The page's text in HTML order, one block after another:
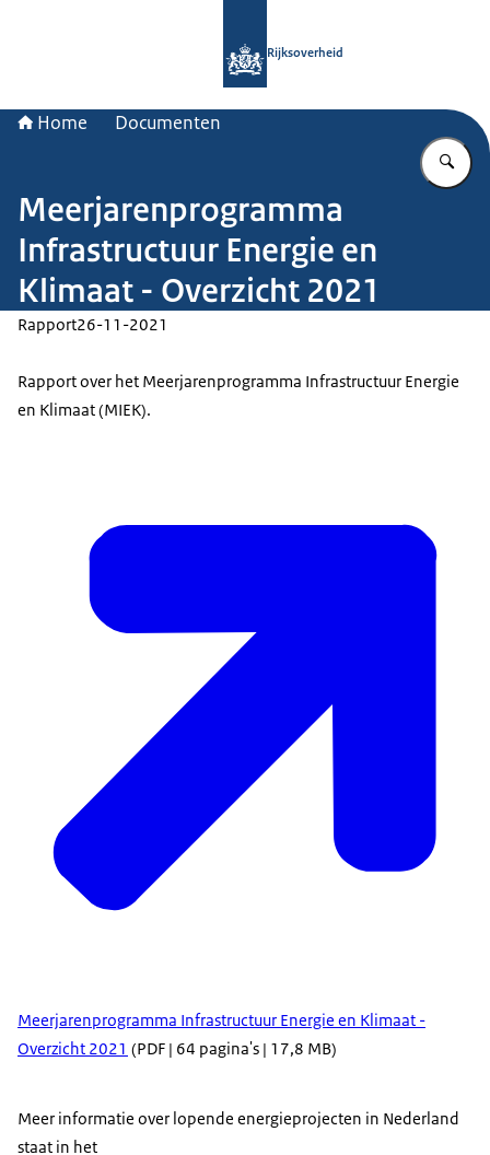
Rijksoverheid
Home Documenten
Meerjarenprogramma
Infrastructuur Energie en
Klimaat - Overzicht 2021
Rapport26-11-2021
Rapport over het Meerjarenprogramma Infrastructuur Energie
en Klimaat (MIEK).
Meerjarenprogramma Infrastructuur Energie en Klimaat -
Overzicht 2021 (PDF | 64 pagina's | 17,8 MB)
Meer informatie over lopende energieprojecten in Nederland
staat in het